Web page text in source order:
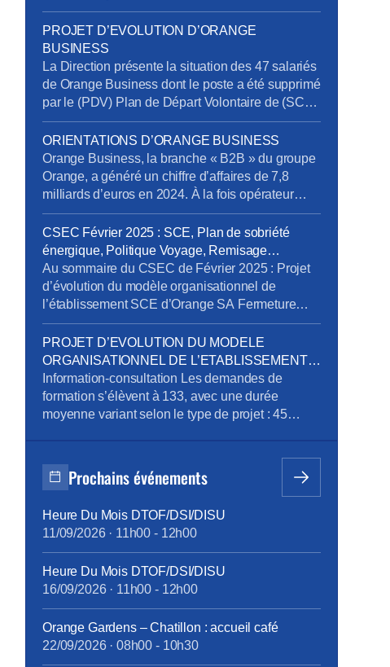
CGC Orange l’a interpellée sur plusieurs sujets
issus de l’enquête de la Commission Nationale
de Prévention et de Sécurité (CNPS) : La
situation de RPS et un suicide reconnu en
accident du travail La dégradation […]
PROJET D’EVOLUTION D’ORANGE
BUSINESS
La Direction présente la situation des 47 salariés
de Orange Business dont le poste a été supprimé
par le (PDV) Plan de Départ Volontaire de (SCE)
Services de Communication Entreprise) sans
qu’ils aient été volontaires. Rappelons en effet
que la Direction s’était engagée à retrouver des
postes pour tous les salariés impactés. Au 20
mars […]
ORIENTATIONS D’ORANGE BUSINESS
Orange Business, la branche « B2B » du groupe
Orange, a généré un chiffre d’affaires de 7,8
milliards d’euros en 2024. À la fois opérateur
télécom et intégrateur numérique, elle sert une
clientèle mondiale via trois canaux : Entreprises
France, Grands Clients France et International.
Ses services se répartissent en trois segments :
Télécom, Digital et Intégration. […]
CSEC Février 2025 : SCE, Plan de sobriété
énergique, Politique Voyage, Remisage
Véhicule, Addictions
Au sommaire du CSEC de Février 2025 : Projet
d’évolution du modèle organisationnel de
l’établissement SCE d’Orange SA Fermeture
exceptionnelle de certains sites tertiaires dans le
cadre du plan de sobriété énergétique
Mandatement de la CPRPPST : Politique
Voyage, Remisage Véhicule, Situation de la
prévention de l’addiction au sein du groupe
Orange Pour télécharger le […]
PROJET D’EVOLUTION DU MODELE
ORGANISATIONNEL DE L’ETABLISSEMENT
SCE D’ORANGE SA
Information-consultation Les demandes de
formation s’élèvent à 133, avec une durée
moyenne variant selon le type de projet : 45
d’entreprise. Des ateliers en présentiel ont été
organisés pour aider les volontaires à
thématiques […]
Prochains événements
Heure Du Mois DTOF/DSI/DISU
11/09/2026· 11h00 - 12h00
Heure Du Mois DTOF/DSI/DISU
16/09/2026· 11h00 - 12h00
Orange Gardens – Chatillon : accueil café
22/09/2026· 08h00 - 10h30